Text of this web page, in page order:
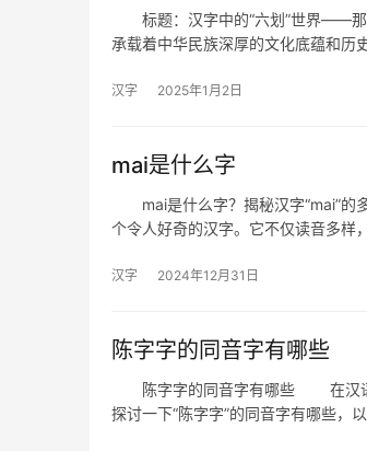
标题：汉字中的“六划”世界——那
承载着中华民族深厚的文化底蕴和历
汉字 2025年1月2日
mai是什么字
mai是什么字？揭秘汉字“mai”的
个令人好奇的汉字。它不仅读音多样
汉字 2024年12月31日
陈字字的同音字有哪些
陈字字的同音字有哪些 在汉语中
探讨一下“陈字字”的同音字有哪些，